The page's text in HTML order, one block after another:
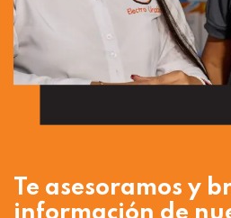
Te asesoramos y